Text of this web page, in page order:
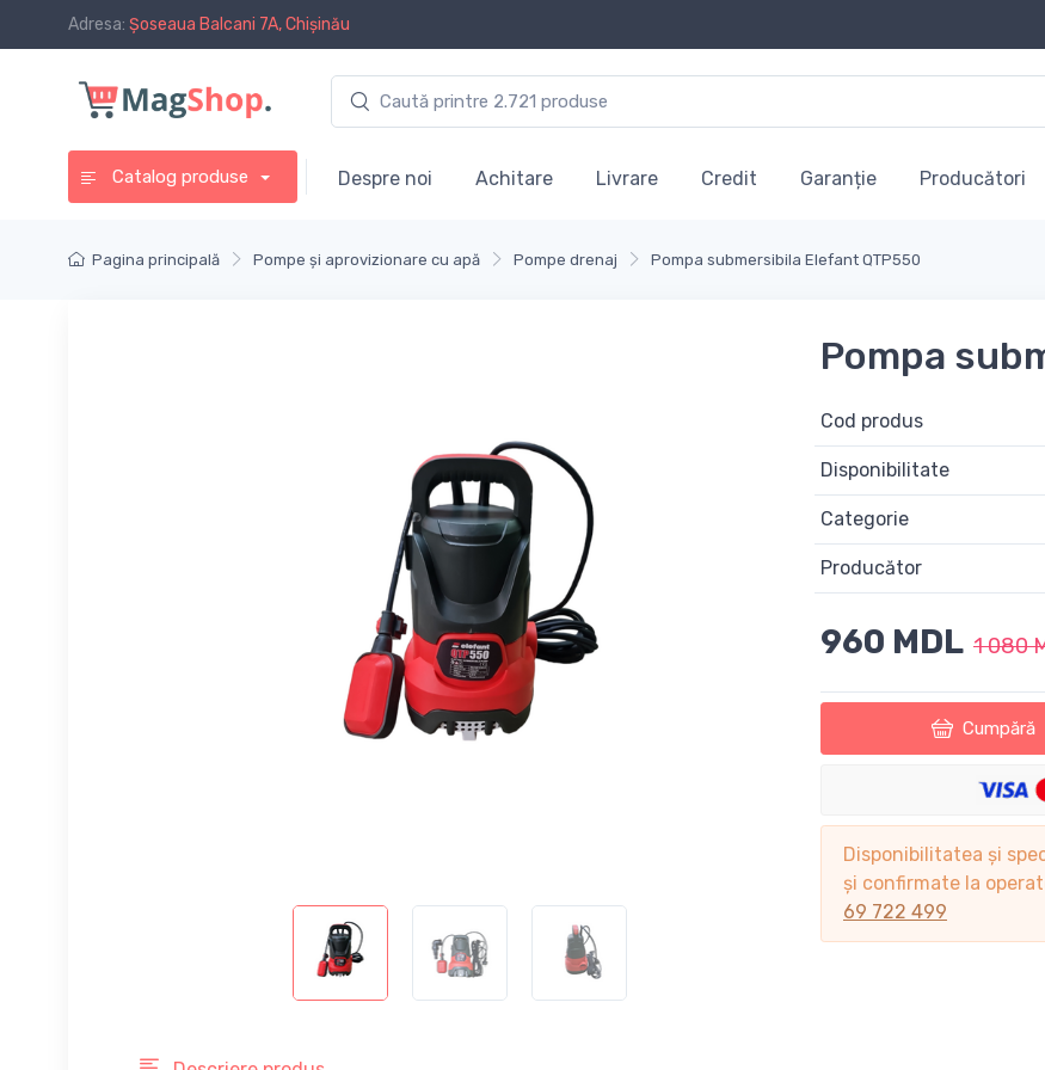
Adresa: Șoseaua Balcani 7A, Chișinău
Catalog produse Despre noi Achitare Livrare Credit Garanție Producători
Pagina principală Pompe și aprovizionare cu apă Pompe drenaj Pompa submersibila Elefant QTP550
Pompa
Cod produs
Disponibilitate
Categorie
Producător
960 MDL 1 080
Cumpără
Disponibilitatea și
și confirmate la
69 722 499